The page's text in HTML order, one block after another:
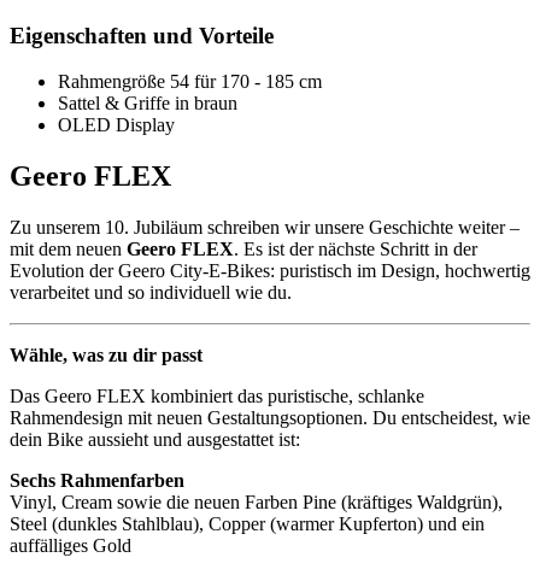
Eigenschaften und Vorteile
Rahmengröße 54 für 170 - 185 cm
Sattel & Griffe in braun
OLED Display
Geero FLEX
Zu unserem 10. Jubiläum schreiben wir unsere Geschichte weiter –
mit dem neuen Geero FLEX. Es ist der nächste Schritt in der
Evolution der Geero City-E-Bikes: puristisch im Design, hochwertig
verarbeitet und so individuell wie du.
Wähle, was zu dir passt
Das Geero FLEX kombiniert das puristische, schlanke
Rahmendesign mit neuen Gestaltungsoptionen. Du entscheidest, wie
dein Bike aussieht und ausgestattet ist:
Sechs Rahmenfarben
Vinyl, Cream sowie die neuen Farben Pine (kräftiges Waldgrün),
Steel (dunkles Stahlblau), Copper (warmer Kupferton) und ein
auffälliges Gold